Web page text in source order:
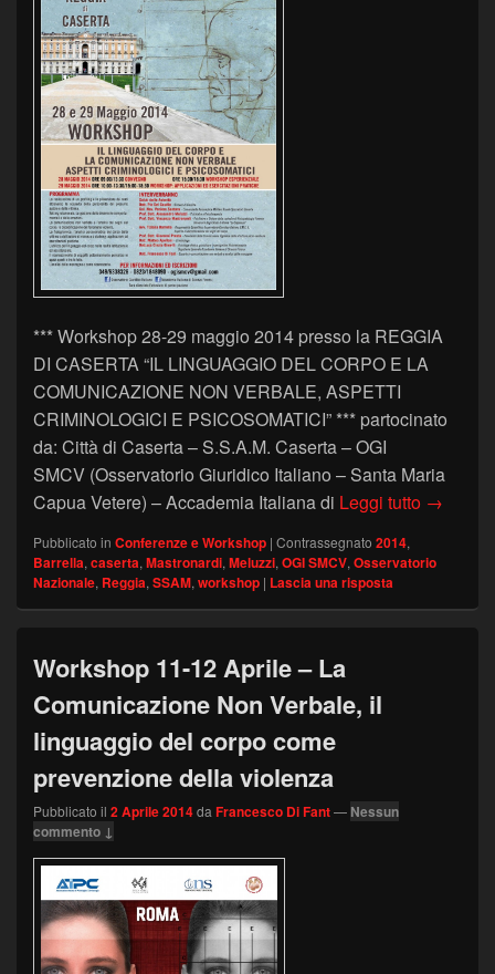
*** Workshop 28-29 maggio 2014 presso la REGGIA
DI CASERTA “IL LINGUAGGIO DEL CORPO E LA
COMUNICAZIONE NON VERBALE, ASPETTI
CRIMINOLOGICI E PSICOSOMATICI” *** partocinato
da: Città di Caserta – S.S.A.M. Caserta – OGI
SMCV (Osservatorio Giuridico Italiano – Santa Maria
Capua Vetere) – Accademia Italiana di Leggi tutto →
Pubblicato in Conferenze e Workshop | Contrassegnato 2014,
Barrella, caserta, Mastronardi, Meluzzi, OGI SMCV, Osservatorio
Nazionale, Reggia, SSAM, workshop | Lascia una risposta
Workshop 11-12 Aprile – La
Comunicazione Non Verbale, il
linguaggio del corpo come
prevenzione della violenza
Pubblicato il 2 Aprile 2014da Francesco Di Fant— Nessun
commento ↓